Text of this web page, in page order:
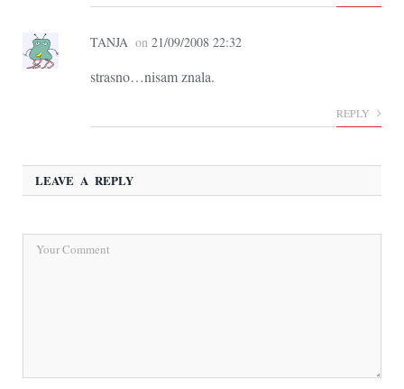
TANJA on 21/09/2008 22:32
strasno…nisam znala.
REPLY
LEAVE A REPLY